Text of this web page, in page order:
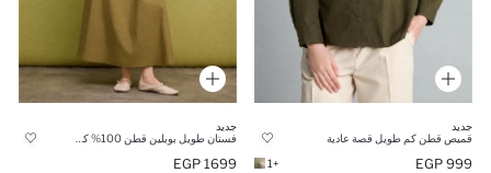
جديد
قميص قطن كم طويل قصة عادية
999 EGP
+1
جديد
1699 EGP